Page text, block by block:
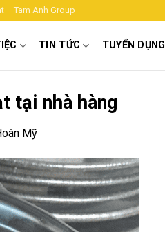
– Tam Anh Group
TIN TỨC TUYỂN DỤNG
tại nhà hàng
Mỹ